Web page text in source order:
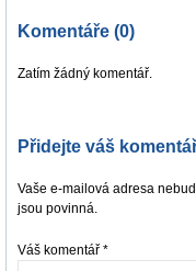
Komentáře (0)
Zatím žádný komentář.
Přidejte váš
Vaše e-mailová adresa
jsou povinná.
Váš komentář *